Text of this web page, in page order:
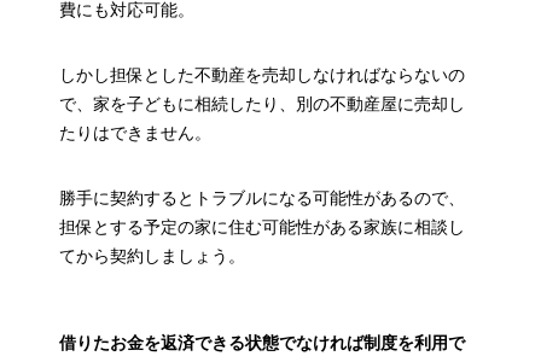
費にも対応可能。
しかし担保とした不動産を売却しなければならないの
で、家を子どもに相続したり、別の不動産屋に売却し
たりはできません。
勝手に契約するとトラブルになる可能性があるので、
担保とする予定の家に住む可能性がある家族に相談し
てから契約しましょう。
借りたお金を返済できる状態でなければ制度を利用で